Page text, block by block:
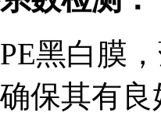
黑白膜
保其有